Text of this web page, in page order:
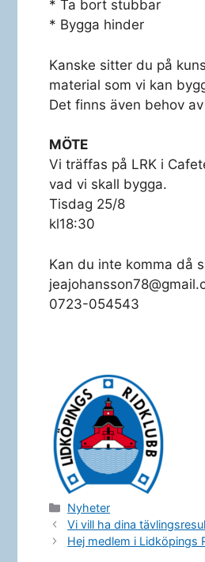
* Ta bort stubbar
* Bygga hinder
Kanske sitter du på
material som vi kan
Det finns även behov
MÖTE
Vi träffas på LRK i
vad vi skall bygga.
Tisdag 25/8
kl18:30
Kan du inte komma då
0723-054543
Kategorier
Nyheter
Vi vill ha dina
Hej medlem i Lidköpings